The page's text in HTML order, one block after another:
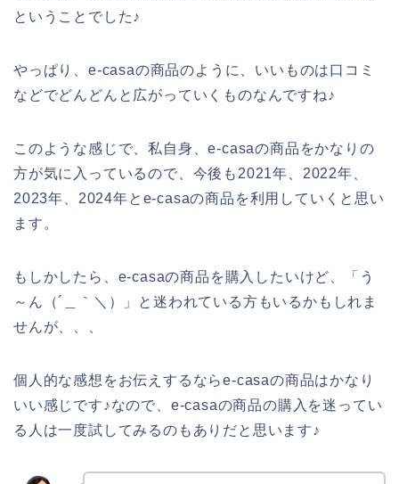
ということでした♪
やっぱり、e-casaの商品のように、いいものは口コミ
などでどんどんと広がっていくものなんですね♪
このような感じで、私自身、e-casaの商品をかなりの
方が気に入っているので、今後も2021年、2022年、
2023年、2024年とe-casaの商品を利用していくと思い
ます。
もしかしたら、e-casaの商品を購入したいけど、「う
～ん（´＿｀＼）」と迷われている方もいるかもしれま
せんが、、、
個人的な感想をお伝えするならe-casaの商品はかなり
いい感じです♪なので、e-casaの商品の購入を迷ってい
る人は一度試してみるのもありだと思います♪